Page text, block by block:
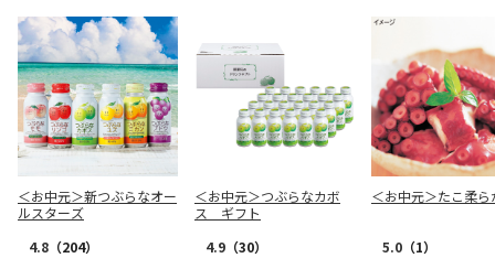
＜お中元＞新つぶらなオー
ルスターズ
4.8 （204）
＜お中元＞つぶらなカボ
ス ギフト
4.9 （30）
＜お中元＞たこ柔ら
5.0 （1）